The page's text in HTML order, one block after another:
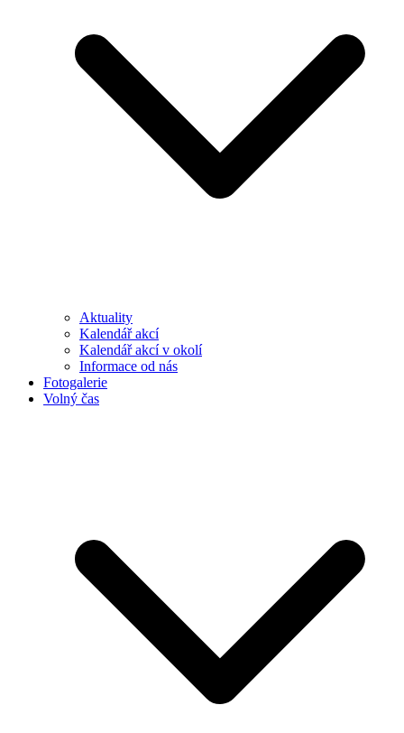
Aktuality
Kalendář akcí
Kalendář akcí v okolí
Informace od nás
Fotogalerie
Volný čas